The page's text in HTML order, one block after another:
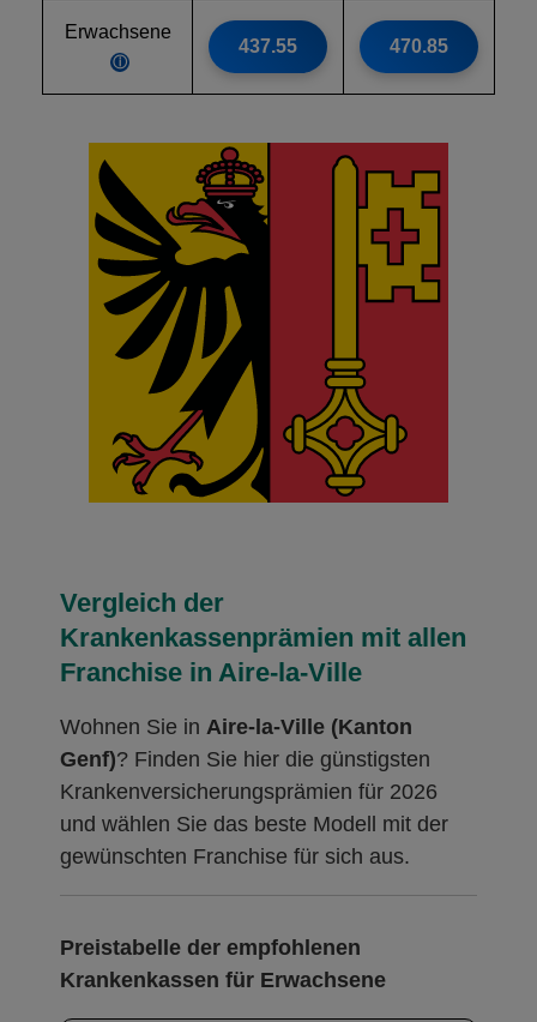
Erwachsene
ⓘ
437.55 470.85
Vergleich der
Krankenkassenprämien mit allen
Franchise in Aire-la-Ville
Wohnen Sie in Aire-la-Ville (Kanton
Genf)? Finden Sie hier die günstigsten
Krankenversicherungsprämien für 2026
und wählen Sie das beste Modell mit der
gewünschten Franchise für sich aus.
Preistabelle der empfohlenen
Krankenkassen für Erwachsene